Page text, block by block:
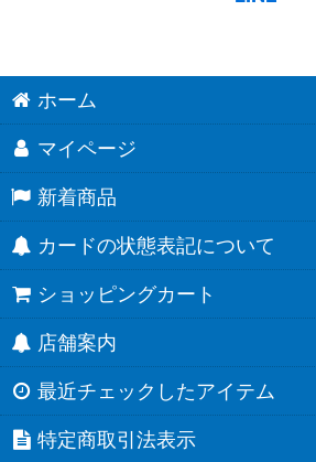
ホーム
マイページ
新着商品
カードの状態表記について
ショッピングカート
店舗案内
最近チェックしたアイテム
特定商取引法表示